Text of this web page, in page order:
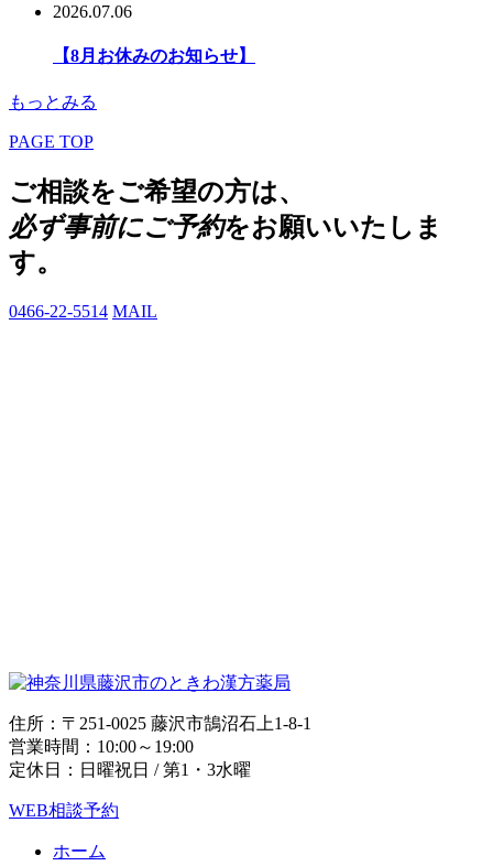
2026.07.06
【8月お休みのお知らせ】
もっとみる
PAGE TOP
ご相談をご希望の方は、
必ず事前にご予約をお願いいたしま
す。
0466-22-5514 MAIL
住所：〒251-0025 藤沢市鵠沼石上1-8-1
営業時間：10:00～19:00
定休日：日曜祝日 / 第1・3水曜
WEB相談予約
ホーム